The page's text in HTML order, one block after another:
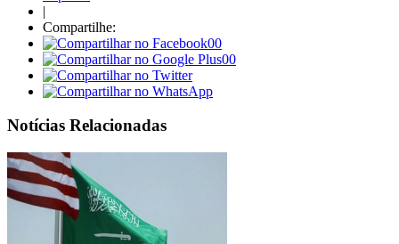
|
Compartilhe:
00
00
Notícias Relacionadas